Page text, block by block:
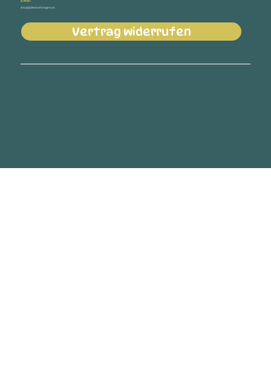
shop@diestoettingers.at
Vertrag widerrufen